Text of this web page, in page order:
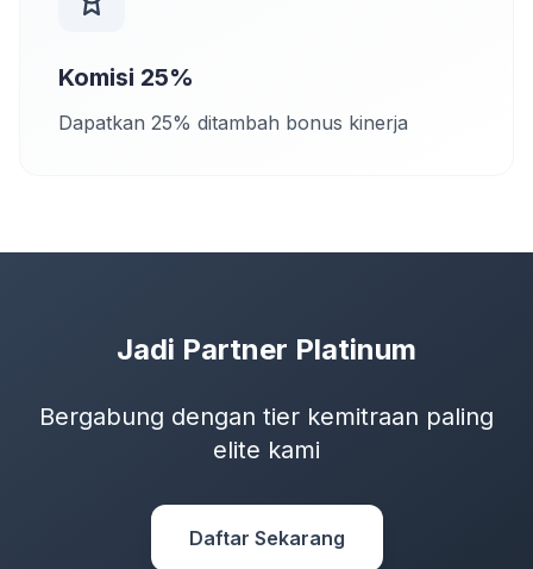
Komisi 25%
Dapatkan 25% ditambah bonus kinerja
Jadi Partner Platinum
Bergabung dengan tier kemitraan paling
elite kami
Daftar Sekarang